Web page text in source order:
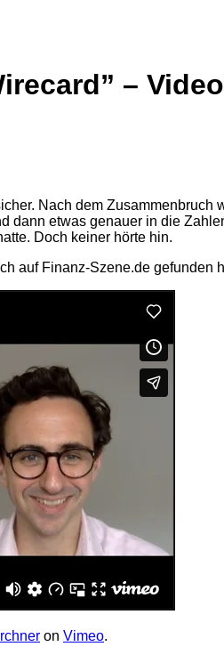
–
Nach dem
etwas genauer in die
Doch keiner hörte hin.
auf Finanz-Szene.de gefunden
on Vimeo.